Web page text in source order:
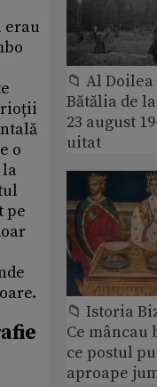
erau
o
pe
📁 Al
Bătălia de
23 august
uitat
📁 Istoria
Ce
ce postul
aproape